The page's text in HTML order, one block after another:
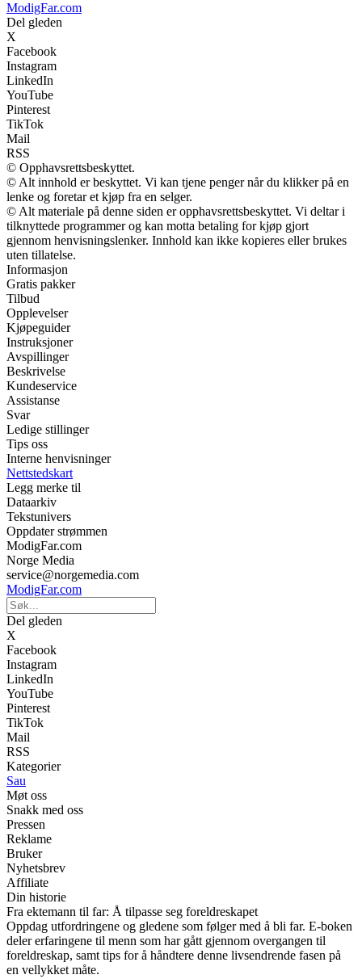
ModigFar.com
Del gleden
X
Facebook
Instagram
LinkedIn
YouTube
Pinterest
TikTok
Mail
RSS
© Opphavsrettsbeskyttet.
© Alt innhold er beskyttet. Vi kan tjene penger når du klikker på en
lenke og foretar et kjøp fra en selger.
© Alt materiale på denne siden er opphavsrettsbeskyttet. Vi deltar i
tilknyttede programmer og kan motta betaling for kjøp gjort
gjennom henvisningslenker. Innhold kan ikke kopieres eller brukes
uten tillatelse.
Informasjon
Gratis pakker
Tilbud
Opplevelser
Kjøpeguider
Instruksjoner
Avspillinger
Beskrivelse
Kundeservice
Assistanse
Svar
Ledige stillinger
Tips oss
Interne henvisninger
Nettstedskart
Legg merke til
Dataarkiv
Tekstunivers
Oppdater strømmen
ModigFar.com
Norge Media
service@norgemedia.com
ModigFar.com
Del gleden
X
Facebook
Instagram
LinkedIn
YouTube
Pinterest
TikTok
Mail
RSS
Kategorier
Sau
Møt oss
Snakk med oss
Pressen
Reklame
Bruker
Nyhetsbrev
Affiliate
Din historie
Fra ektemann til far: Å tilpasse seg foreldreskapet
Oppdag utfordringene og gledene som følger med å bli far. E-boken
deler erfaringene til menn som har gått gjennom overgangen til
foreldreskap, samt tips for å håndtere denne livsendrende fasen på
en vellykket måte.